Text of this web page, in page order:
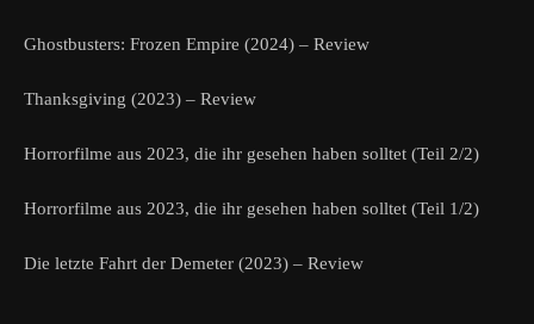
Ghostbusters: Frozen Empire (2024) – Review
Thanksgiving (2023) – Review
Horrorfilme aus 2023, die ihr gesehen haben solltet (Teil 2/2)
Horrorfilme aus 2023, die ihr gesehen haben solltet (Teil 1/2)
Die letzte Fahrt der Demeter (2023) – Review